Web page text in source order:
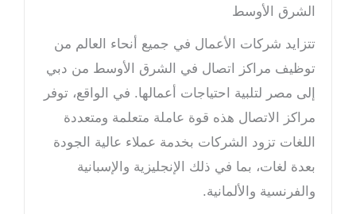
الشرق الأوسط
تتزايد شركات الأعمال في جميع أنحاء العالم من
توظيف مراكز اتصال في الشرق الأوسط من دبي
إلى مصر لتلبية احتياجات أعمالها. في الواقع، توفر
مراكز الاتصال هذه قوة عاملة متعلمة ومتعددة
اللغات تزود الشركات بخدمة عملاء عالية الجودة
بعدة لغات، بما في ذلك الإنجليزية والإسبانية
والفرنسية والألمانية.